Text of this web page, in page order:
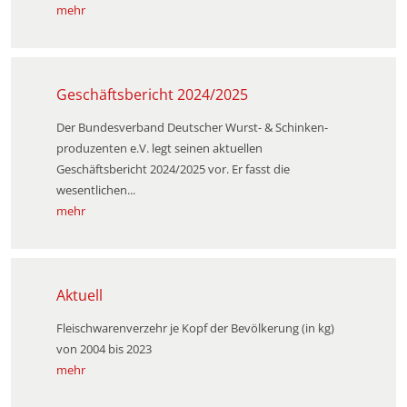
mehr
Geschäftsbericht 2024/2025
Der Bundesverband Deutscher Wurst- & Schinken­
produzenten e.V. legt seinen aktuellen
Geschäftsbericht 2024/2025 vor. Er fasst die
wesentlichen...
mehr
Aktuell
Fleischwarenverzehr je Kopf der Bevölkerung (in kg)
von 2004 bis 2023
mehr